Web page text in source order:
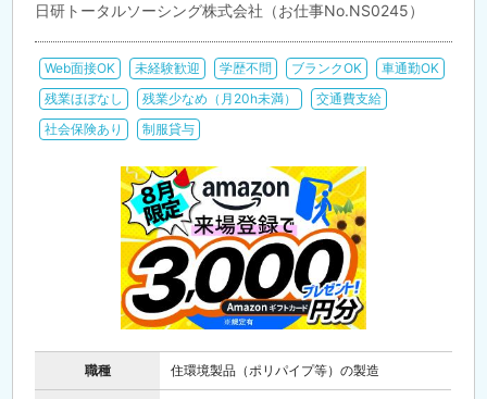
日研トータルソーシング株式会社（お仕事No.NS0245）
Web面接OK 未経験歓迎 学歴不問 ブランクOK
車通勤OK
残業ほぼなし
残業少なめ（月20h未満）
交通費支給
社会保険あり
制服貸与
職種 住環境製品（ポリパイプ等）の製造